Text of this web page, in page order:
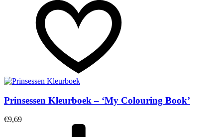
Prinsessen Kleurboek – ‘My Colouring Book’
€9,69